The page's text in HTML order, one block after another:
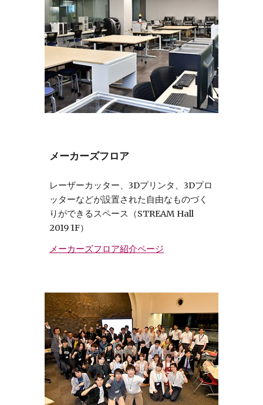
メーカーズフロア
レーザーカッター、3Dプリンタ、3Dプロ
ッターなどが設置された自由なものづく
りができるスペース（STREAM Hall
2019 1F）
メーカーズフロア紹介ページ